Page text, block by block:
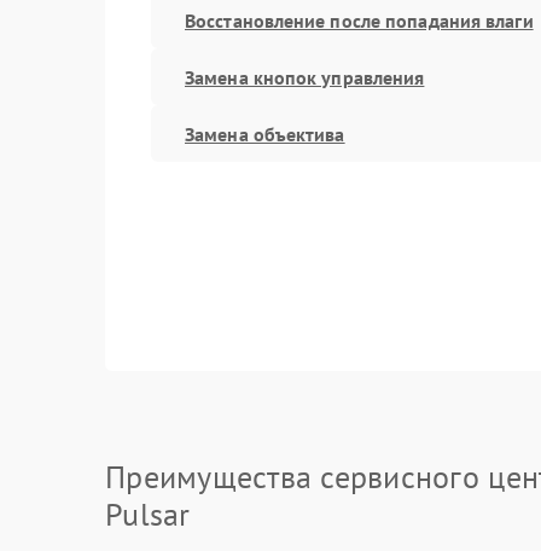
Восстановление после попадания влаги
Замена кнопок управления
Замена объектива
Преимущества сервисного
Pulsar